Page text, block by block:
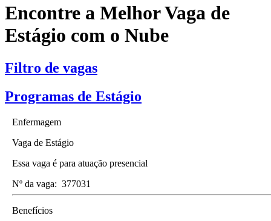
Encontre a Melhor Vaga de
Estágio com o Nube
Filtro de vagas
Programas de Estágio
Enfermagem
Vaga de Estágio
Essa vaga é para atuação presencial
Nº da vaga: 377031
Benefícios